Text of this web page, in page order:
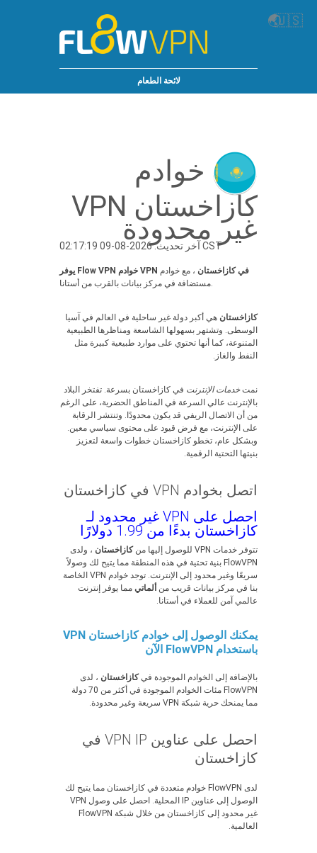
🌏🇺🇸
لائحة الطعام
خوادم
كازاخستان VPN
غير محدودة
آخر تحديث: 2026-08-09 02:17:19 CST
يوفر Flow VPN خوادم VPN في كازاخستان ، مع خوادم
مستضافة في مركز بيانات بالقرب من أستانا.
كازاخستان هي أكبر دولة غير ساحلية في العالم في آسيا
الوسطى. وتشتهر بسهولها الشاسعة ومناظرها الطبيعية
المتنوعة، كما أنها تحتوي على موارد طبيعية كبيرة مثل
النفط والغاز.
نمتخدمات الإنترنت في كازاخستان بسرعة. تفتخر البلاد
بالإنترنت عالي السرعة في المناطق الحضرية، على الرغم
من أن الاتصال الريفي قد يكون محدودًا. وتنتشر الرقابة
على الإنترنت، مع فرض قيود على محتوى سياسي معين.
وبشكل عام، تخطو كازاخستان خطوات واسعة لتعزيز
بنيتها التحتية الرقمية.
اتصل بخوادم VPN في كازاخستان
احصل على VPN غير محدود لـ
كازاخستان بدءًا من 1.99 دولارًا
تتوفر خدمات VPN للوصول إليها من كازاخستان ، ولدى
FlowVPN بنية تحتية في هذه المنطقة مما يتيح لك وصولاً
سريعًا وغير محدود إلى الإنترنت. توجد خوادم VPN الخاصة
بنا في مركز بيانات قريب من ألماتي مما يوفر إنترنت
عالمي آمن للعملاء في أستانا.
يمكنك الوصول إلى خوادم كازاخستان VPN
باستخدام FlowVPN الآن
بالإضافة إلى الخوادم الموجودة فيكازاخستان ، لدى
FlowVPN مئات الخوادم الموجودة في أكثر من 70 دولة
مما يمنحك حرية شبكة VPN سريعة وغير محدودة.
احصل على عناوين VPN IP في
كازاخستان
لدى FlowVPN خوادم متعددة في كازاخستان مما يتيح لك
الوصول إلى عناوين IP المحلية. احصل على وصول VPN
غير محدود إلى كازاخستان من خلال شبكة FlowVPN
العالمية.